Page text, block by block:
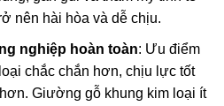
nên hài hòa và dễ chịu.
nghiệp hoàn toàn: Ưu điểm
chắc chắn hơn, chịu lực tốt
Giường gỗ khung kim loại ít